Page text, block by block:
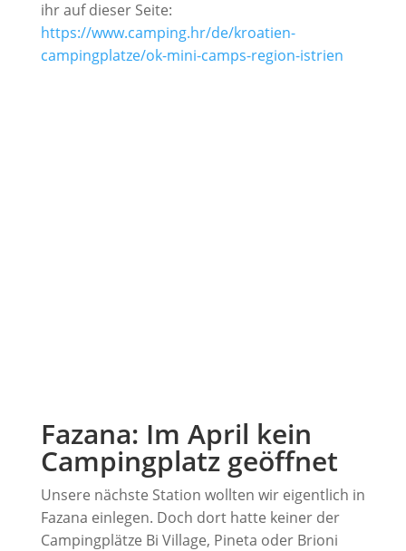
ihr auf dieser Seite:
https://www.camping.hr/de/kroatien-
campingplatze/ok-mini-camps-region-istrien
Fazana: Im April kein
Campingplatz geöffnet
Unsere nächste Station wollten wir eigentlich in
Fazana einlegen. Doch dort hatte keiner der
Campingplätze Bi Village, Pineta oder Brioni